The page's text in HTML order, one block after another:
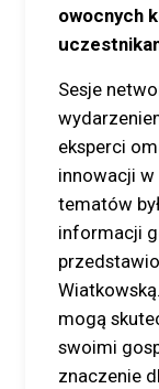
owocnych
Sesje
eksperci
innowacji
tematów
informacji
mogą
swoimi
znaczenie